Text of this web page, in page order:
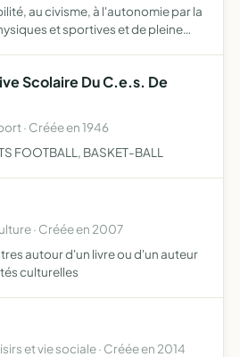
au civisme, à l'autonomie par la
et sportives et de pleine
Scolaire Du C.e.s. De
· Créée en 1946
FOOTBALL, BASKET-BALL
· Créée en 2007
autour d'un livre ou d'un auteur
culturelles
et vie sociale · Créée en 2014